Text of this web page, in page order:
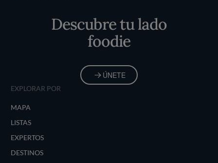
Descubre tu lado
foodie
ÚNETE
EXPLORAR POR
MAPA
LISTAS
EXPERTOS
DESTINOS